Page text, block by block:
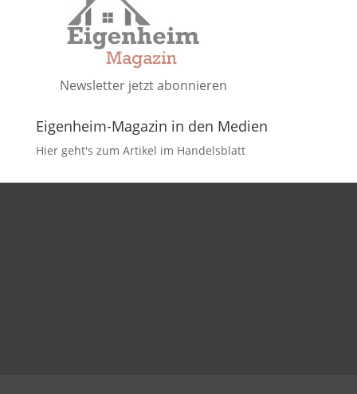
Newsletter jetzt abonnieren
Eigenheim-Magazin in den Medien
Hier geht's zum Artikel im Handelsblatt
DATENSCHUTZ